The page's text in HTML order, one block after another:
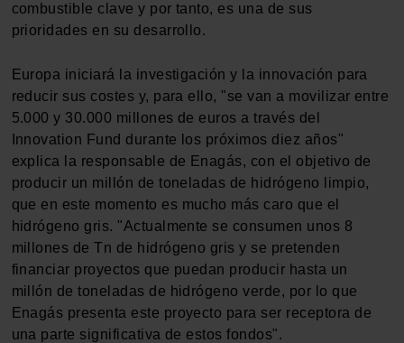
combustible clave y por tanto, es una de sus
prioridades en su desarrollo.
Europa iniciará la investigación y la innovación para
reducir sus costes y, para ello, "se van a movilizar entre
5.000 y 30.000 millones de euros a través del
Innovation Fund durante los próximos diez años"
explica la responsable de Enagás, con el objetivo de
producir un millón de toneladas de hidrógeno limpio,
que en este momento es mucho más caro que el
hidrógeno gris. "Actualmente se consumen unos 8
millones de Tn de hidrógeno gris y se pretenden
financiar proyectos que puedan producir hasta un
millón de toneladas de hidrógeno verde, por lo que
Enagás presenta este proyecto para ser receptora de
una parte significativa de estos fondos".